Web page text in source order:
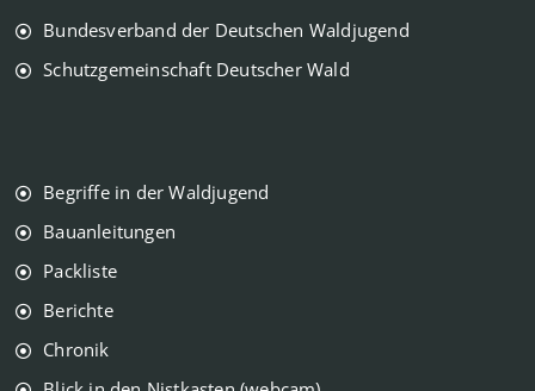
Bundesverband der Deutschen Waldjugend
Schutzgemeinschaft Deutscher Wald
Begriffe in der Waldjugend
Bauanleitungen
Packliste
Berichte
Chronik